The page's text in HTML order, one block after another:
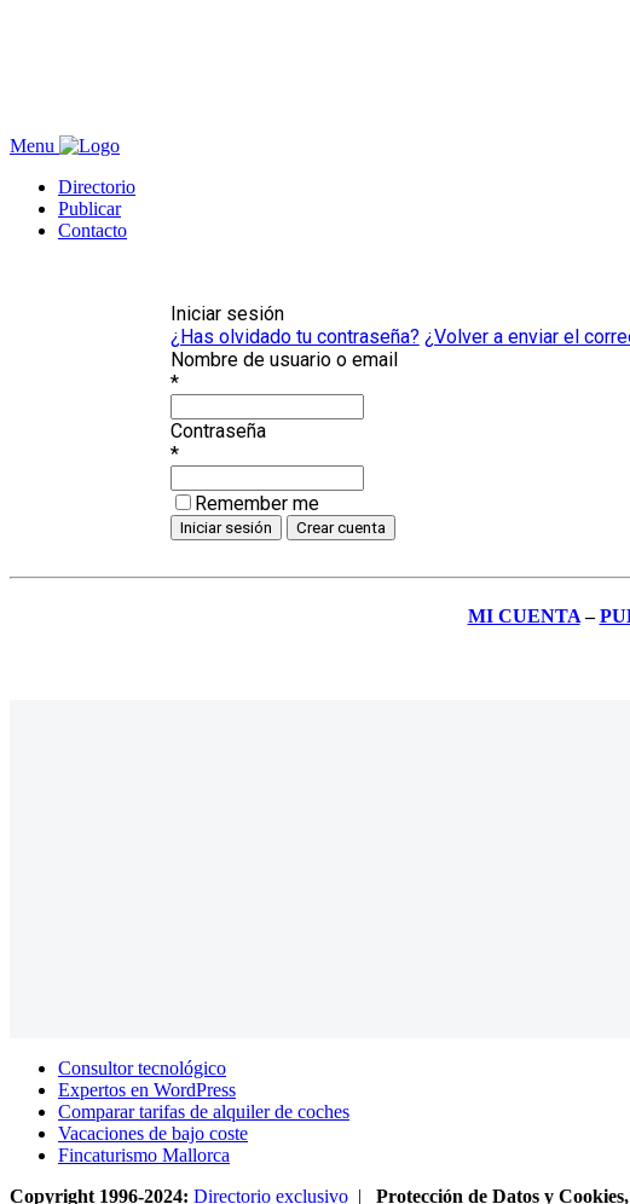
Menu
Directorio
Publicar
Contacto
Iniciar sesión
¿Has olvidado tu contraseña? ¿Volver a enviar el
Nombre de usuario o email
*
Contraseña
*
Remember me
MI CUENTA–
Consultor tecnológico
Expertos en WordPress
Comparar tarifas de alquiler de coches
Vacaciones de bajo coste
Fincaturismo Mallorca
Copyright 1996-2024: Directorio exclusivo | Protección de Datos y